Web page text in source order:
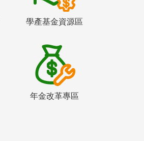
學產基金資源區
年金改革專區